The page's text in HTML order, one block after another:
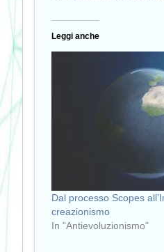
Leggi anche
Dal processo Scopes
creazionismo
In "Antievoluzionismo"